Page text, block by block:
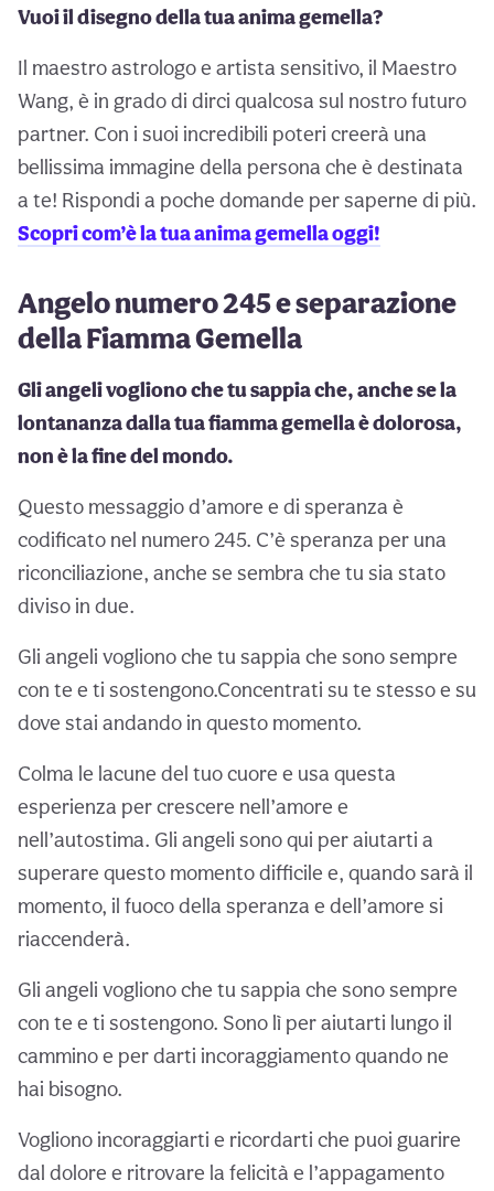
Vuoi il disegno della tua anima gemella?
Il maestro astrologo e artista sensitivo, il Maestro
Wang, è in grado di dirci qualcosa sul nostro futuro
partner. Con i suoi incredibili poteri creerà una
bellissima immagine della persona che è destinata
a te! Rispondi a poche domande per saperne di più.
Scopri com’è la tua anima gemella oggi!
Angelo numero 245 e separazione
della Fiamma Gemella
Gli angeli vogliono che tu sappia che, anche se la
lontananza dalla tua fiamma gemella è dolorosa,
non è la fine del mondo.
Questo messaggio d’amore e di speranza è
codificato nel numero 245. C’è speranza per una
riconciliazione, anche se sembra che tu sia stato
diviso in due.
Gli angeli vogliono che tu sappia che sono sempre
con te e ti sostengono.Concentrati su te stesso e su
dove stai andando in questo momento.
Colma le lacune del tuo cuore e usa questa
esperienza per crescere nell’amore e
nell’autostima. Gli angeli sono qui per aiutarti a
superare questo momento difficile e, quando sarà il
momento, il fuoco della speranza e dell’amore si
riaccenderà.
Gli angeli vogliono che tu sappia che sono sempre
con te e ti sostengono. Sono lì per aiutarti lungo il
cammino e per darti incoraggiamento quando ne
hai bisogno.
Vogliono incoraggiarti e ricordarti che puoi guarire
dal dolore e ritrovare la felicità e l’appagamento